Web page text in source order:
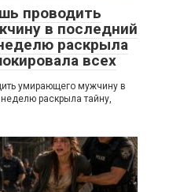
проводить
в последний
раскрыла
всех
умирающего мужчину в
раскрыла тайну,